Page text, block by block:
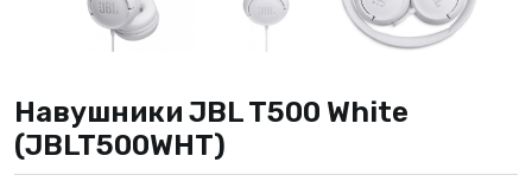
Навушники JBL T500 White
(JBLT500WHT)